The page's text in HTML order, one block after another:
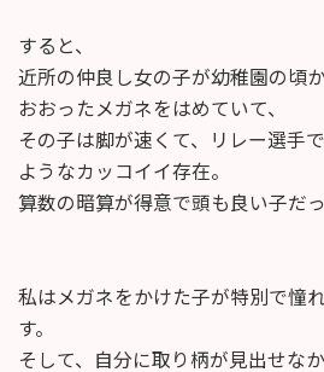
すると、
近所の仲良し女の子が幼稚園の頃
おおったメガネをはめていて、
その子は脚が速くて、リレー選手
ようなカッコイイ存在。
算数の暗算が得意で頭も良い子だっ
私はメガネをかけた子が特別で憧
す。
そして、自分に取り柄が見出せな